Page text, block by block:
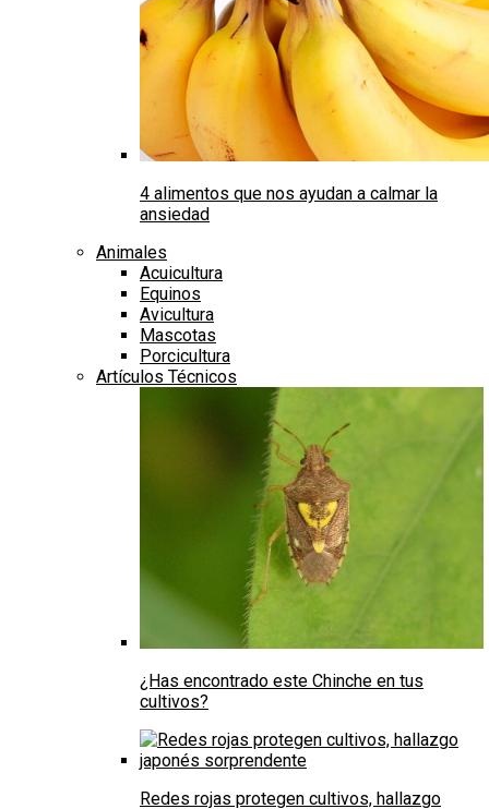
4 alimentos que nos ayudan a calmar la
ansiedad
Animales
Acuicultura
Equinos
Avicultura
Mascotas
Porcicultura
Artículos Técnicos
¿Has encontrado este Chinche en tus
cultivos?
Redes rojas protegen cultivos, hallazgo